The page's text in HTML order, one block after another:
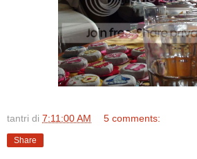
tantri di 7:11:00 AM 5 comments:
Share